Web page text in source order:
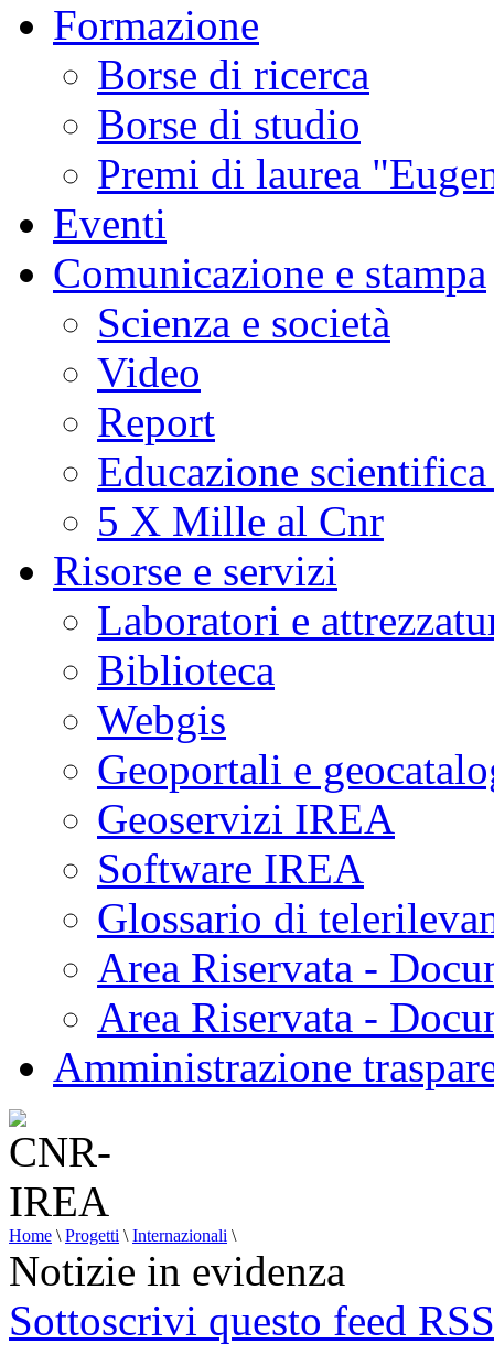
Formazione
Borse di ricerca
Borse di studio
Premi di laurea
Eventi
Comunicazione e stampa
Scienza e società
Video
Report
Educazione
5 X Mille al Cnr
Risorse e servizi
Laboratori e
Biblioteca
Webgis
Geoportali e
Geoservizi IREA
Software IREA
Glossario di
Area Riservata -
Area Riservata -
Amministrazione
Home \ Progetti \ Internazionali \
Notizie in evidenza
Sottoscrivi questo feed RSS